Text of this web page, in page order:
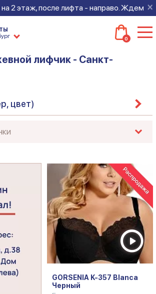
×
этаж, после лифта - направо. Ждем всех
0
лифчик - Санкт-
цвет)
GORSENIA K-357 Blanca
Черный